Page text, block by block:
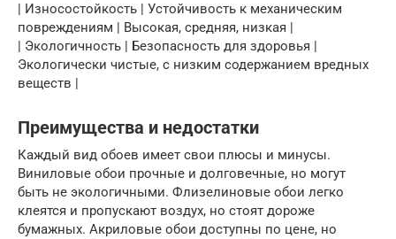
| Износостойкость | Устойчивость к механическим
повреждениям | Высокая, средняя, низкая |
| Экологичность | Безопасность для здоровья |
Экологически чистые, с низким содержанием вредных
веществ |
Преимущества и недостатки
Каждый вид обоев имеет свои плюсы и минусы.
Виниловые обои прочные и долговечные, но могут
быть не экологичными. Флизелиновые обои легко
клеятся и пропускают воздух, но стоят дороже
бумажных. Акриловые обои доступны по цене, но